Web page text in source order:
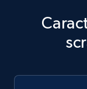
price,